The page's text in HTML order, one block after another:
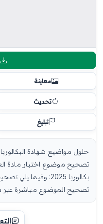
معاينة
تحديث
تبليغ
تصحيح موضوع اختبار مادة
بكالوريا 2025:
تصحيح الموضوع مباشرة عبر